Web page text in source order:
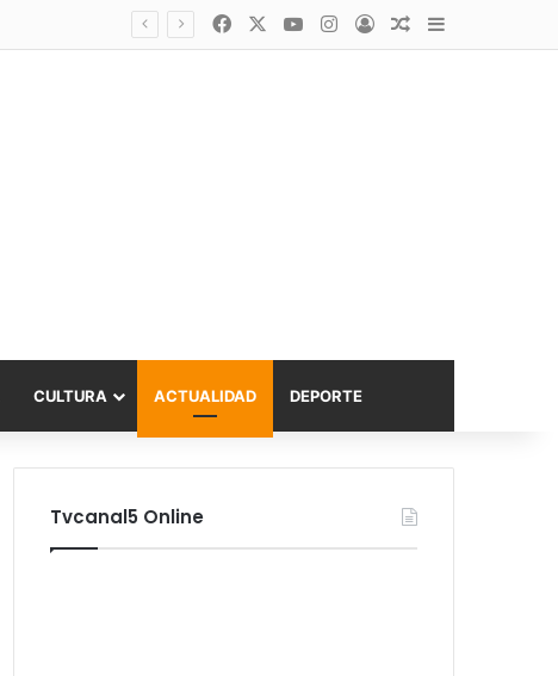
FacebookYouTubeInstagram
AccesoPublicación al
Barra lateral
CULTURA ACTUALIDAD DEPORTE
Tvcanal5 Online